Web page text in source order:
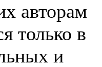
авторам
только в
и